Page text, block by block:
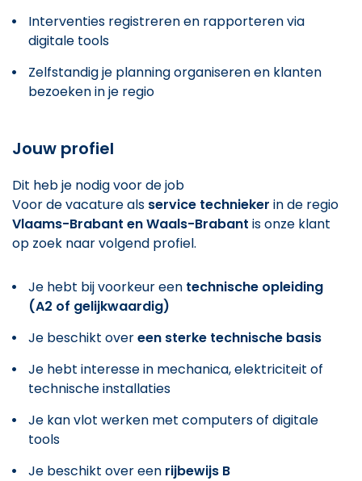
Interventies registreren en rapporteren via
digitale tools
Zelfstandig je planning organiseren en klanten
bezoeken in je regio
Jouw profiel
Dit heb je nodig voor de job
Voor de vacature als service technieker in de regio
Vlaams-Brabant en Waals-Brabant is onze klant
op zoek naar volgend profiel.
Je hebt bij voorkeur een technische opleiding
(A2 of gelijkwaardig)
Je beschikt overeen sterke technische basis
Je hebt interesse in mechanica, elektriciteit of
technische installaties
Je kan vlot werken met computers of digitale
tools
Je beschikt over een rijbewijs B